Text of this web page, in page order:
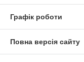
Графік роботи
Повна версія сайту